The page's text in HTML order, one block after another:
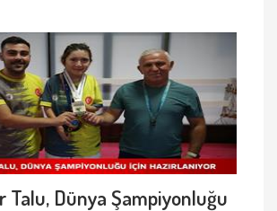
Talu, Dünya Şampiyonluğu